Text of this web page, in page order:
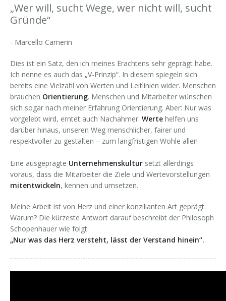
Forschung & Lehre
Change Leader
Keynote Speaker
Ihr Nutzen
Auszeichnungen
Veröffentlichungen
Merchandise
Downloads
Presseberichte
„Wer will, sucht Wege, wer nicht will, sucht
Gründe“
- Marcello Camerin
Dies ist ein Satz, den ich meines Erachtens sehr geprägt habe.
Ich nenne es auch das „V-Prinzip“. In diesem spiegeln sich
bereits eine Vielzahl von Werten und Leitlinien wider. Menschen
brauchen Orientierung. Menschen und Mitarbeiter wünschen
sich sogar nach meiner Erfahrung Orientierung. Aber: Nur was
vorgelebt wird, erntet auch Nachahmer. Werte helfen uns
darüber hinaus, unseren Weg menschlicher, fairer und
respektvoller zu gestalten – zum langfristigen Wohle aller!
Eine ausgeprägte Unternehmenskultur setzt allerdings
voraus, dass die Mitarbeiter die Ziele und Wertevorstellungen
mitentwickeln, kennen und umsetzen.
Meine Arbeit ist von Herz und einer konzilianten Art geprägt.
Warum? Die kürzeste Antwort darauf beschreibt der Philosoph
Schopenhauer wie folgt:
„Nur was das Herz versteht, lässt der Verstand hinein“.